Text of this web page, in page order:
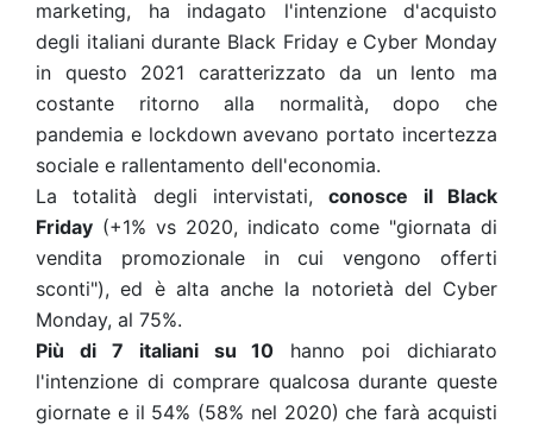
marketing, ha indagato l'intenzione d'acquisto
degli italiani durante Black Friday e Cyber Monday
in questo 2021 caratterizzato da un lento ma
costante ritorno alla normalità, dopo che
pandemia e lockdown avevano portato incertezza
sociale e rallentamento dell'economia.
La totalità degli intervistati,conosce il Black
Friday (+1% vs 2020, indicato come "giornata di
vendita promozionale in cui vengono offerti
sconti"), ed è alta anche la notorietà del Cyber
Monday, al 75%.
Più di 7 italiani su 10 hanno poi dichiarato
l'intenzione di comprare qualcosa durante queste
giornate e il 54% (58% nel 2020) che farà acquisti